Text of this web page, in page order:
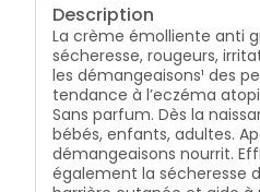
Description
La crème émolliente anti
sécheresse, rougeurs,
les démangeaisons¹ des
tendance à l’eczéma
Sans parfum. Dès la
bébés, enfants, adultes.
démangeaisons nourrit.
également la sécheresse